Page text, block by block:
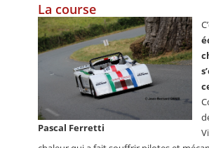
La course
Pascal Ferretti